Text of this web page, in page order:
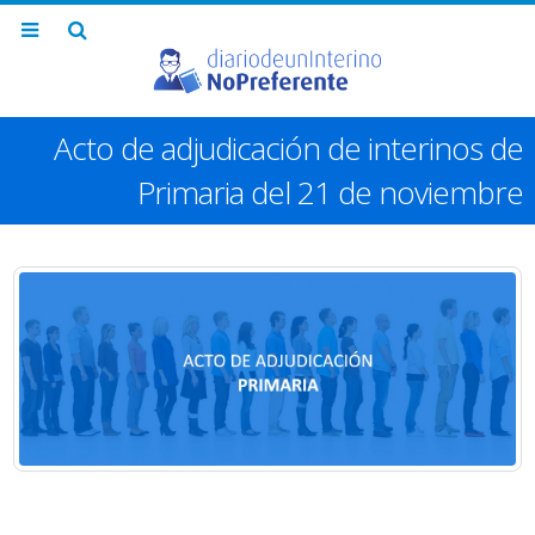
Acto de adjudicación de interinos de
Primaria del 21 de noviembre